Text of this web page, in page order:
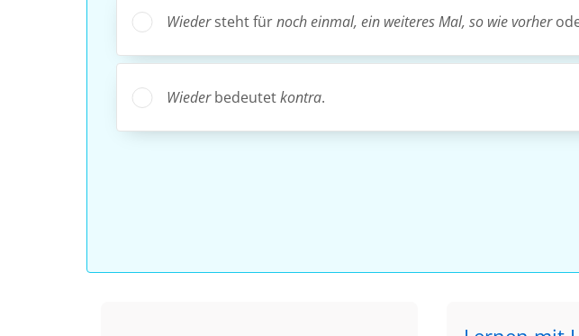
Wiedersteht fürnoch einmal, ein weiteres Mal, so wie vorher
Wiederbedeutetkontra.